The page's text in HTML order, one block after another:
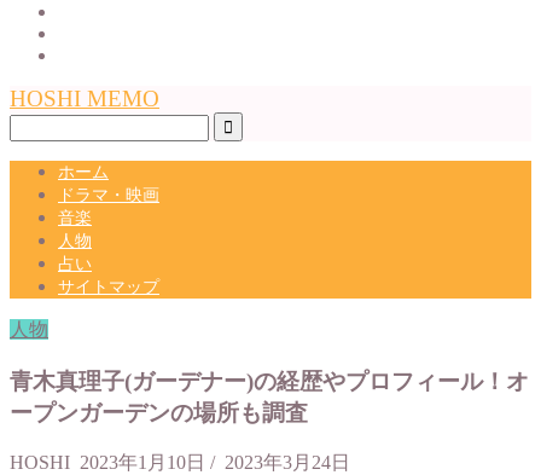
HOSHI MEMO
ホーム
ドラマ・映画
音楽
人物
占い
サイトマップ
人物
青木真理子(ガーデナー)の経歴やプロフィール！オ
ープンガーデンの場所も調査
HOSHI 2023年1月10日 / 2023年3月24日